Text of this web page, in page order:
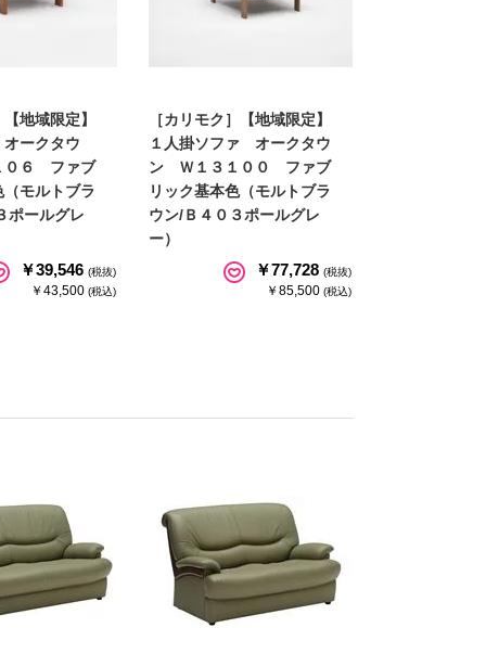
地域限定】
ークタウ
０６ ファブ
（モルトブラ
ポールグレ
￥39,546 (税抜)
￥43,500 (税込)
［カリモク］【地域限定】
１人掛ソファ オークタウ
ン Ｗ１３１００ ファブ
リック基本色（モルトブラ
ウン/Ｂ４０３ポールグレ
ー）
￥77,728 (税抜)
￥85,500 (税込)